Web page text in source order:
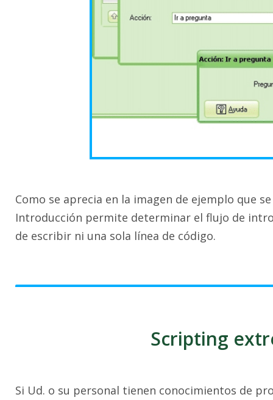
Como se aprecia en la imagen de ejemplo que
Introducción permite determinar el flujo de
de escribir ni una sola línea de código.
Scripting
Si Ud. o su personal tienen conocimientos de